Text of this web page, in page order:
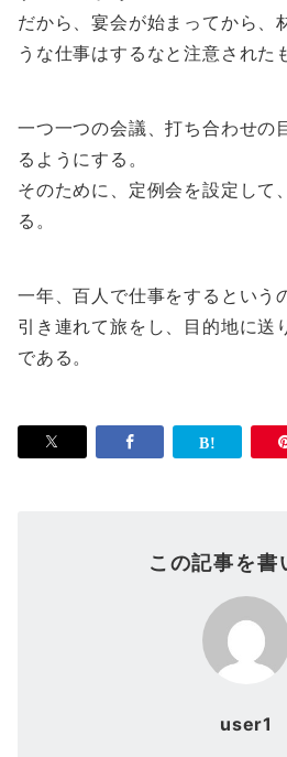
だから、宴会が始まってから、
うな仕事はするなと注意された
一つ一つの会議、打ち合わせの
るようにする。
そのために、定例会を設定して
る。
一年、百人で仕事をするという
引き連れて旅をし、目的地に送
である。
この記事を書
user1